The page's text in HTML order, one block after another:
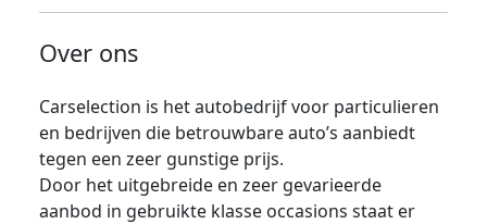
Over ons
Carselection is het autobedrijf voor particulieren
en bedrijven die betrouwbare auto’s aanbiedt
tegen een zeer gunstige prijs.
Door het uitgebreide en zeer gevarieerde
aanbod in gebruikte klasse occasions staat er